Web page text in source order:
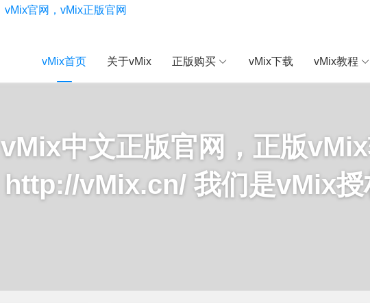
vMix首页 关于vMix 正版购买 vMix下载 vMix教程
vMix中文正版官网，正版
http://vMix.cn/ 我们是vMix授